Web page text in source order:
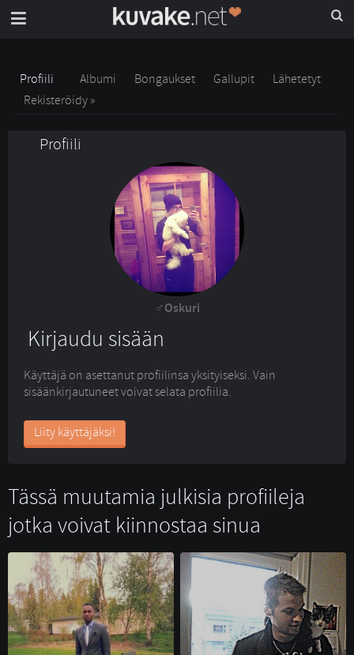
Profiili Albumi Bongaukset Gallupit
Lähetetyt
Rekisteröidy »
Profiili
Oskuri
Kirjaudu sisään
Käyttäjä on asettanut profiilinsa yksityiseksi. Vain
sisäänkirjautuneet voivat selata profiilia.
Liity käyttäjäksi!
Tässä muutamia julkisia profiileja
jotka voivat kiinnostaa sinua